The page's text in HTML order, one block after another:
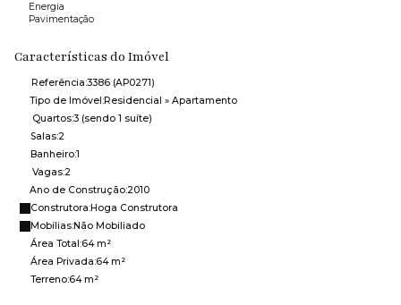
Energia
Pavimentação
Características do Imóvel
Referência:3386 (AP0271)
Tipo de Imóvel:Residencial » Apartamento
Quartos:3 (sendo 1 suíte)
Salas:2
Banheiro:1
Vagas:2
Ano de Construção:2010
Construtora:Hoga Construtora
Mobílias:Não Mobiliado
Área Total:64 m²
Área Privada:64 m²
Terreno:64 m²